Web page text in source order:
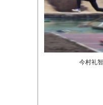
今村礼智